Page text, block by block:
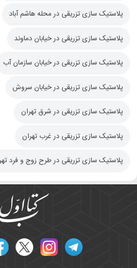
پلاستیک سازی تزریقی در محله هاشم آباد
پلاستیک سازی تزریقی در خیابان دماوند
پلاستیک سازی تزریقی در خیابان سازمان آب
پلاستیک سازی تزریقی در خیابان سروش
پلاستیک سازی تزریقی در شرق تهران
پلاستیک سازی تزریقی در غرب تهران
پلاستیک سازی تزریقی در طرح زوج و فرد